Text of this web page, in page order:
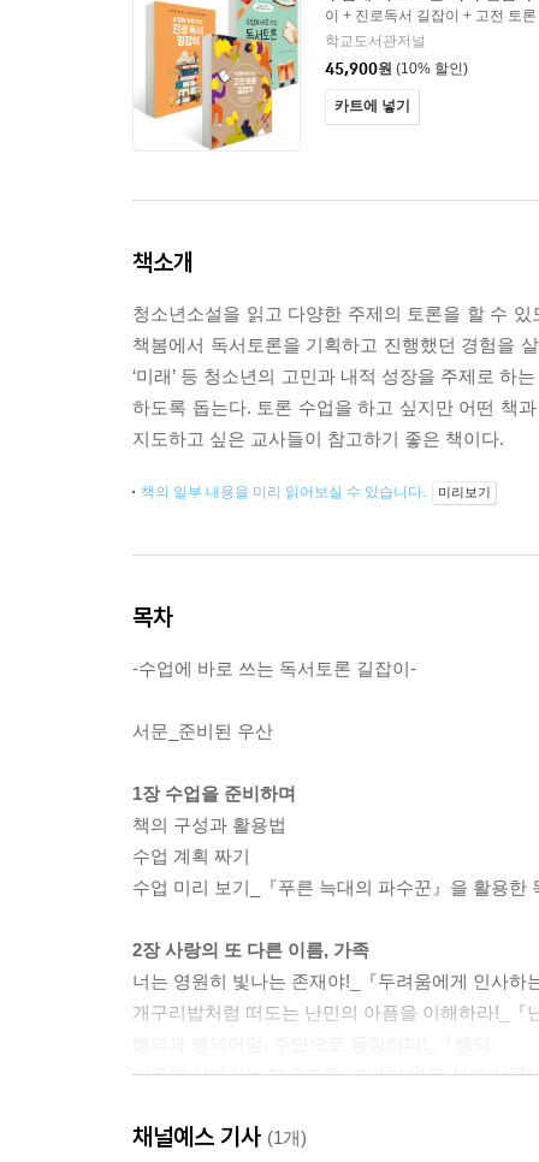
이 + 진로독서 길잡이 + 고전 토
학교도서관저널
45,900원 (10% 할인)
카트에 넣기
책소개
청소년소설을 읽고 다양한 주제의 토론을 할 수
책봄에서 독서토론을 기획하고 진행했던 경험을 살
‘미래’ 등 청소년의 고민과 내적 성장을 주제로
하도록 돕는다. 토론 수업을 하고 싶지만 어떤 책
지도하고 싶은 교사들이 참고하기 좋은 책이다.
책의 일부 내용을 미리 읽어보실 수 있습니다. 미리보기
목차
-수업에 바로 쓰는 독서토론 길잡이-
서문_준비된 우산
1장 수업을 준비하며
책의 구성과 활용법
수업 계획 짜기
수업 미리 보기_『푸른 늑대의 파수꾼』을 활용한
2장 사랑의 또 다른 이름, 가족
너는 영원히 빛나는 존재야!_『두려움에게 인사하
개구리밥처럼 떠도는 난민의 아픔을 이해하라!_『
어울려 살아가는 테오도루, 그곳이 바로 신의 선물
채널예스 기사 (1개)